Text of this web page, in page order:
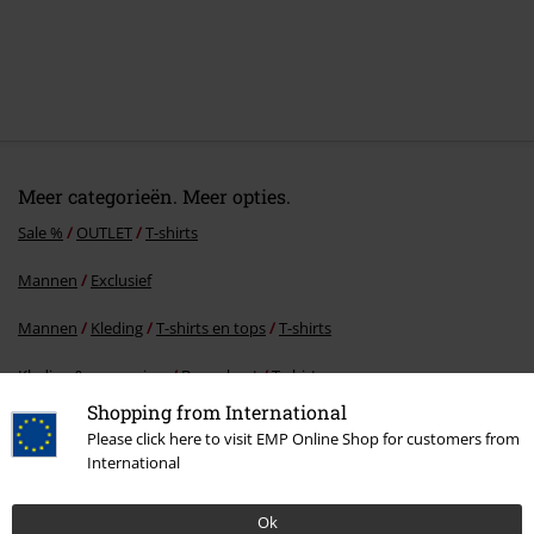
Shopping from International
Please click here to visit EMP Online Shop for customers from
International
Ok
Meer categorieën. Meer opties.
Sale % OUTLET T-shirts
Mannen Exclusief
Mannen Kleding T-shirts en tops T-shirts
Kleding & accessoires Bovenkant T-shirts
Entertainment